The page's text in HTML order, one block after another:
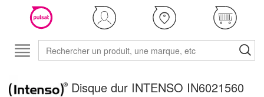
Disque dur INTENSO IN6021560